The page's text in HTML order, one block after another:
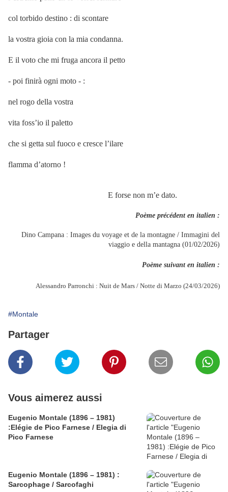
col torbido destino : di scontare
la vostra gioia con la mia condanna.
E il voto che mi fruga ancora il petto
- poi finirà ogni moto - :
nel rogo della vostra
vita foss’io il paletto
che si getta sul fuoco e cresce l’ilare
flamma d’atorno !
E forse non m’e dato.
Poème précédent en italien :
Dino Campana : Images du voyage et de la montagne / Immagini del
viaggio e della mantagna (01/02/2026)
Poème suivant en italien :
Alessandro Parronchi : Nuit de Mars / Notte di Marzo (24/03/2026)
#Montale
Partager
Vous aimerez aussi
Eugenio Montale (1896 – 1981)
:Elégie de Pico Farnese / Elegia di
Pico Farnese
Eugenio Montale (1896 – 1981) :
Sarcophage / Sarcofaghi